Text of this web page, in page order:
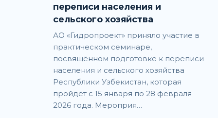
переписи населения и
сельского хозяйства
АО «Гидропроект» приняло участие в
практическом семинаре,
посвящённом подготовке к переписи
населения и сельского хозяйства
Республики Узбекистан, которая
пройдёт с 15 января по 28 февраля
2026 года. Мероприя…